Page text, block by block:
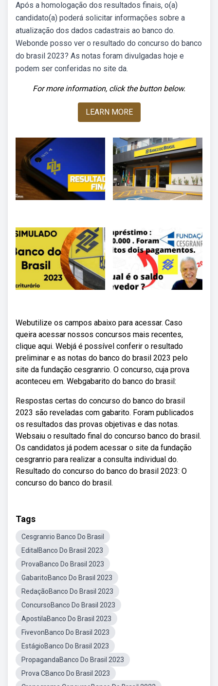
Após a homologação dos resultados finais, o(a)
candidato(a) poderá solicitar informações sobre a
atualização dos dados cadastrais ao banco do.
Webonde posso ver o resultado do concurso do banco
do brasil 2023? As notas foram divulgadas hoje e
podem ser conferidas no site da.
For more information, click the button below.
LEARN MORE
Webutilize os campos abaixo para acessar. Caso
queira acessar nossos concursos mais recentes,
clique aqui. Webjá é possível conferir o resultado
preliminar e as notas do banco do brasil 2023 pelo
site da fundação cesgranrio. O concurso, cuja prova
aconteceu em. Webgabarito do banco do brasil:
Respostas certas do concurso do banco do brasil
2023 são reveladas com gabarito. Foram publicados
os resultados das provas objetivas e das notas.
Websaiu o resultado final do concurso banco do brasil.
Os candidatos já podem acessar o site da fundação
cesgranrio para realizar a consulta individual do.
Resultado do concurso do banco do brasil 2023: O
concurso do banco do brasil.
Tags
Cesgranrio Banco Do Brasil
EditalBanco Do Brasil 2023
ProvaBanco Do Brasil 2023
GabaritoBanco Do Brasil 2023
RedaçãoBanco Do Brasil 2023
ConcursoBanco Do Brasil 2023
ApostilaBanco Do Brasil 2023
FivevonBanco Do Brasil 2023
EstágioBanco Do Brasil 2023
PropagandaBanco Do Brasil 2023
Prova CBanco Do Brasil 2023